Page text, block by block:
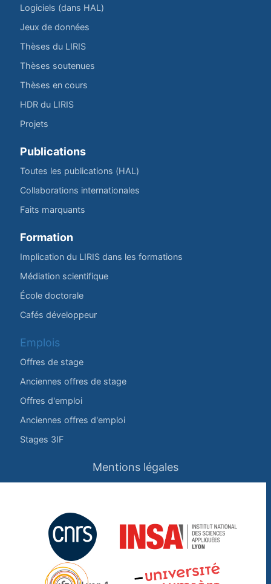
Logiciels (dans HAL)
Jeux de données
Thèses du LIRIS
Thèses soutenues
Thèses en cours
HDR du LIRIS
Projets
Publications
Toutes les publications (HAL)
Collaborations internationales
Faits marquants
Formation
Implication du LIRIS dans les formations
Médiation scientifique
École doctorale
Cafés développeur
Emplois
Offres de stage
Anciennes offres de stage
Offres d'emploi
Anciennes offres d'emploi
Stages 3IF
Mentions légales